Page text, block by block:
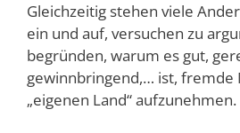
Gleichzeitig stehen viele
ein und auf, versuchen zu
begründen, warum es gut,
gewinnbringend,… ist, fremde
„eigenen Land“ aufzunehmen.